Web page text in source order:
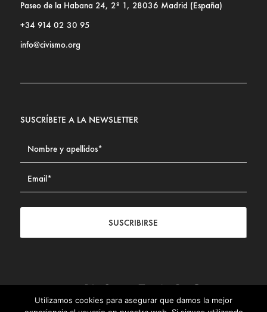
Paseo de la Habana 24, 2º 1, 28036 Madrid (España)
+34 914 02 30 95
info@civismo.org
SUSCRÍBETE A LA NEWSLETTER
SUSCRIBIRSE
Contacto | Aviso legal | Política de privacidad | Política de
Utilizamos cookies para asegurar que damos la mejor